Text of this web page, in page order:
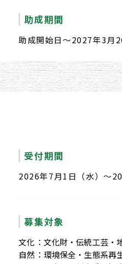
助成期間
助成開始日〜2027年3月
受付期間
2026年7月1日（水）〜
募集対象
文化
文化財・伝統工芸・
自然
環境保全・生態系再